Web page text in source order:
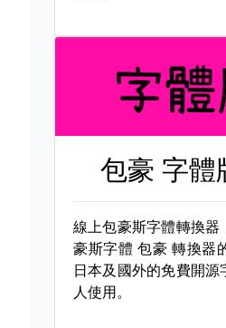
包豪 字體
線上包豪斯字體轉換器
豪斯字體包豪 轉換器
日本及國外的免費開源
人使用。